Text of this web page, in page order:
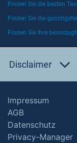
Finden Sie die besten
Finden Sie die
Finden Sie Ihre
Disclaimer
Impressum
AGB
Datenschutz
Privacy-Manager